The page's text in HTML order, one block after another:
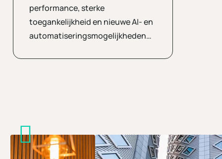
performance, sterke
toegankelijkheid en nieuwe AI- en
automatiseringsmogelijkheden…